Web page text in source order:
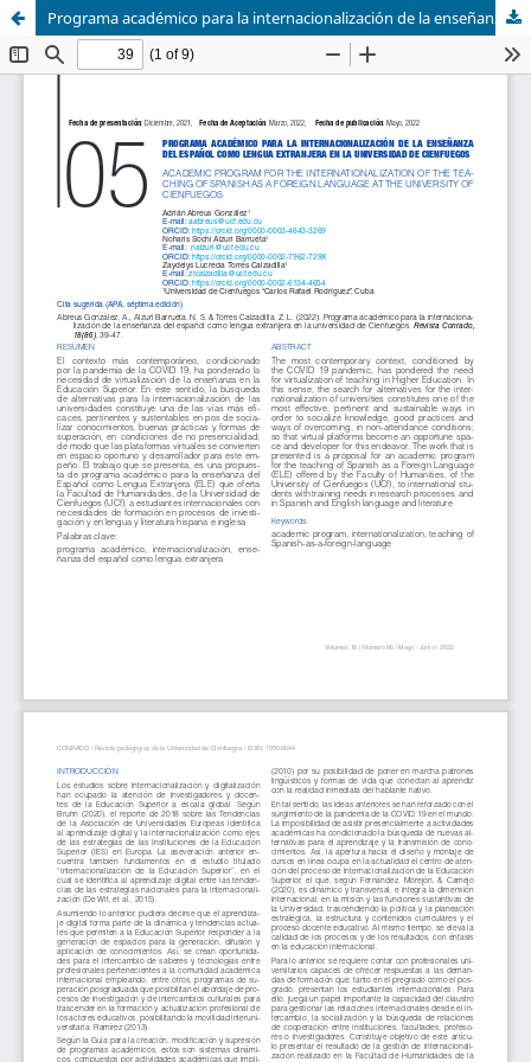
Programa académico para la internacionalización de la enseñanza del español como lengua extranjera en la universidad de Cienfuegos